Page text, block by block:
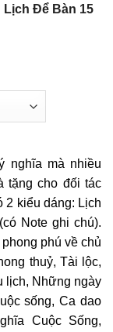
Lịch Để Bàn 15
nghĩa mà nhiều
tặng cho đối tác
2 kiểu dáng: Lịch
Note ghi chú).
phú về chủ
thuỷ, Tài lộc,
lịch, Những ngày
sống, Ca dao
Cuộc Sống,